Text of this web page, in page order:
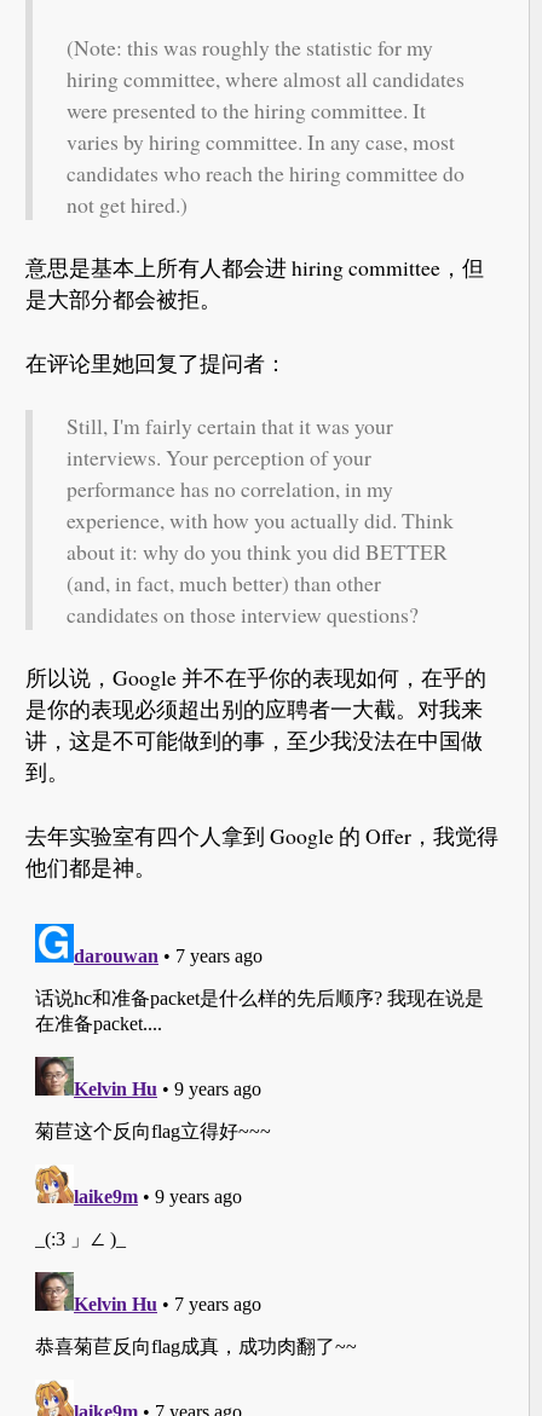
(Note: this was roughly the statistic for my
hiring committee, where almost all candidates
were presented to the hiring committee. It
varies by hiring committee. In any case, most
candidates who reach the hiring committee do
not get hired.)
意思是基本上所有人都会进 hiring committee，但
是大部分都会被拒。
在评论里她回复了提问者：
Still, I'm fairly certain that it was your
interviews. Your perception of your
performance has no correlation, in my
experience, with how you actually did. Think
about it: why do you think you did BETTER
(and, in fact, much better) than other
candidates on those interview questions?
所以说，Google 并不在乎你的表现如何，在乎的
是你的表现必须超出别的应聘者一大截。对我来
讲，这是不可能做到的事，至少我没法在中国做
到。
去年实验室有四个人拿到 Google 的 Offer，我觉得
他们都是神。